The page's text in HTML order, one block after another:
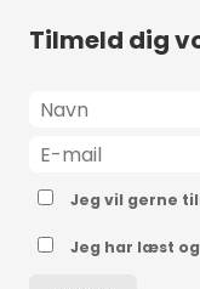
Tilmeld dig
Jeg vil gerne
Jeg har læst